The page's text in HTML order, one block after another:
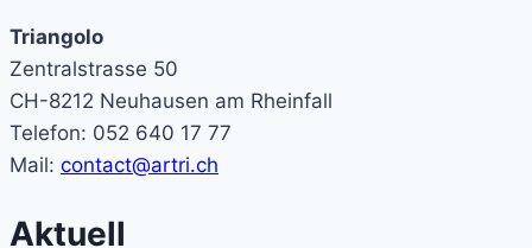
Triangolo
Zentralstrasse 50
CH-8212 Neuhausen am Rheinfall
Telefon: 052 640 17 77
Mail: contact@artri.ch
Aktuell